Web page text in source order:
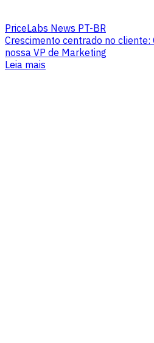
PriceLabs News PT-BR
Crescimento centrado no cliente:
nossa VP de Marketing
Leia mais